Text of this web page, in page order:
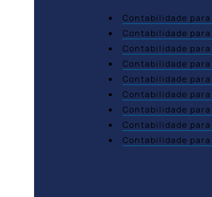
Contabilidade
Contabilidade
Contabilidade
Contabilidade
Contabilidade para
Contabilidade para
Contabilidade
Contabilidade
Contabilidade